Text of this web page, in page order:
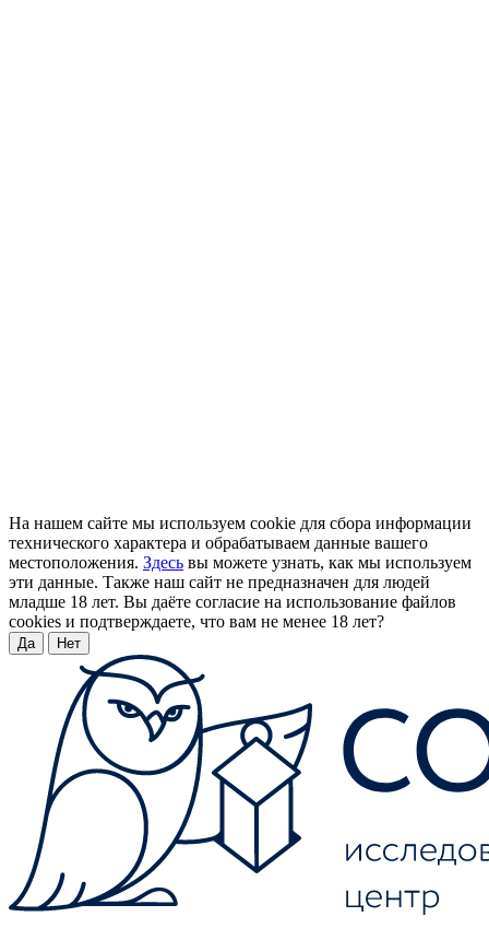
На нашем сайте мы используем cookie для сбора информации
технического характера и обрабатываем данные вашего
местоположения. Здесь вы можете узнать, как мы используем
эти данные. Также наш сайт не предназначен для людей
младше 18 лет. Вы даёте согласие на использование файлов
cookies и подтверждаете, что вам не менее 18 лет?
Да Нет